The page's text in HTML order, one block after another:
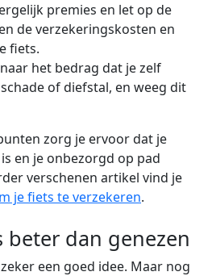
premies en let op de
de verzekeringskosten en
fiets.
het bedrag dat je zelf
of diefstal, en weeg dit
zorg je ervoor dat je
en je onbezorgd op pad
verschenen artikel vind je
je fiets te verzekeren.
beter dan genezen
een goed idee. Maar nog